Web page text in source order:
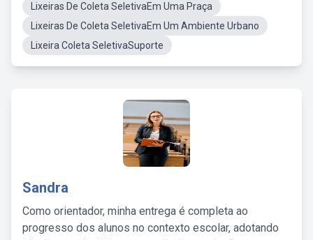
Lixeiras De Coleta SeletivaEm Uma Praça
Lixeiras De Coleta SeletivaEm Um Ambiente Urbano
Lixeira Coleta SeletivaSuporte
Sandra
Como orientador, minha entrega é completa ao
progresso dos alunos no contexto escolar, adotando